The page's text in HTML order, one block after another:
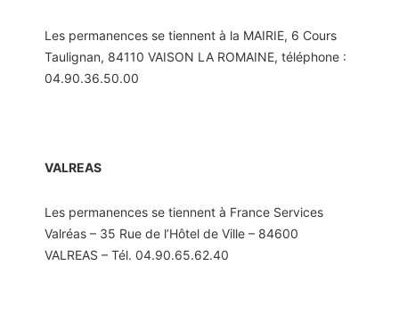
Les permanences se tiennent à la MAIRIE, 6 Cours
Taulignan, 84110 VAISON LA ROMAINE, téléphone :
04.90.36.50.00
VALREAS
Les permanences se tiennent à France Services
Valréas – 35 Rue de l’Hôtel de Ville – 84600
VALREAS – Tél. 04.90.65.62.40